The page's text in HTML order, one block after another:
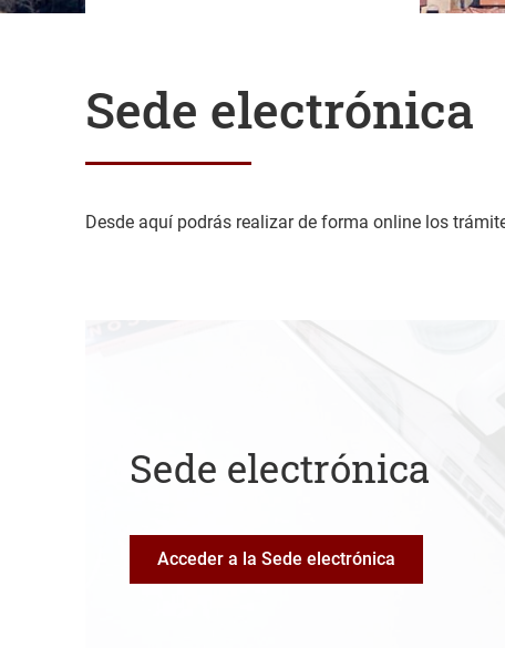
Sede electrónica
Desde aquí podrás realizar de forma online los
Sede electrónica
Acceder a la Sede electrónica